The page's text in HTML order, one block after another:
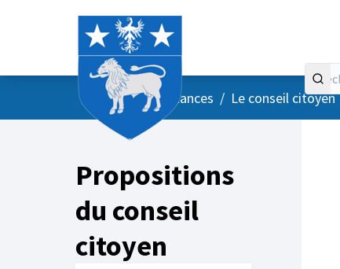
AccueilMenu principal
/ Vos instances / Le conseil citoyen
Propositions
du conseil
citoyen